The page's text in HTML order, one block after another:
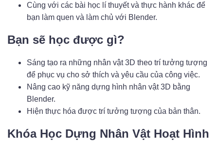
Cùng với các bài học lí thuyết và thực hành khác để
bạn làm quen và làm chủ với Blender.
Bạn sẽ học được gì?
Sáng tạo ra những nhân vật 3D theo trí tưởng tượng
để phục vụ cho sở thích và yêu cầu của công việc.
Nâng cao kỹ năng dựng hình nhân vật 3D bằng
Blender.
Hiện thực hóa được trí tưởng tượng của bản thân.
Khóa Học Dựng Nhân Vật Hoạt Hình